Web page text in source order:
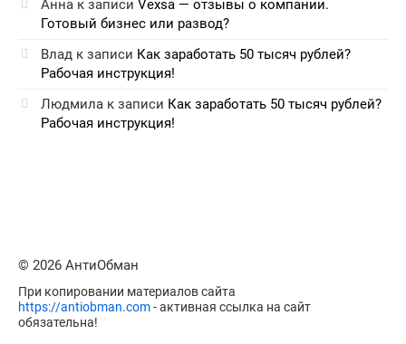
Анна к записи Vexsa — отзывы о компании.
Готовый бизнес или развод?
Влад к записи Как заработать 50 тысяч рублей?
Рабочая инструкция!
Людмила к записи Как заработать 50 тысяч рублей?
Рабочая инструкция!
© 2026 АнтиОбман
При копировании материалов сайта
https://antiobman.com- активная ссылка на сайт
обязательна!